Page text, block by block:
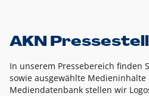
AKN
In unserem Pressebereich finden
sowie ausgewählte
Mediendatenbank stellen wir